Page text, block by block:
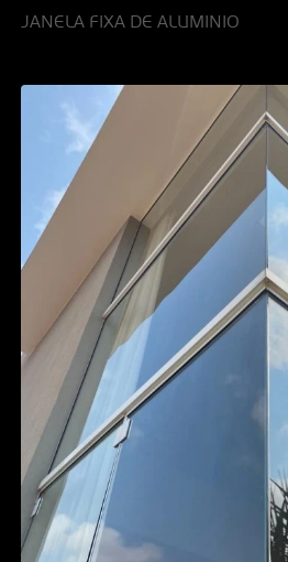
JANELA FIXA DE ALUMINIO